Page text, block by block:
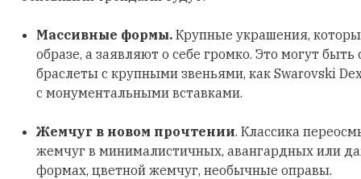
Массивные формы. Крупные украшения,
образе, а заявляют о себе громко. Это могут быть
браслеты с крупными звеньями, как Swarovski
с монументальными вставками.
Жемчуг в новом прочтении. Классика
жемчуг в минималистичных, авангардных или
формах, цветной жемчуг, необычные оправы.